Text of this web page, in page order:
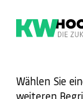
Wählen Sie
weiteren